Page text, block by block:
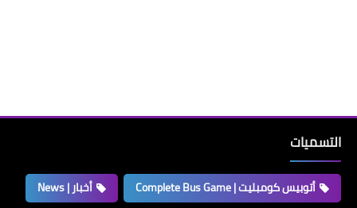
التسميات
أتوبيس كومبليت | Complete Bus Game
أخبار | News